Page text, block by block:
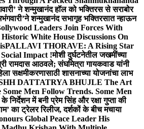
ने शन्मुखानंद हॉल को भक्तिरस से सराबोर
शन्मुखानंद सभागृह भक्तिरसात न्हाऊन
Leaders Join Forces With
White House Discussions On
PALLAVI THORAVE: A Rising Star
Impact !मोशी दुर्घटनेतील जखमींच्या
रामदास आठवले; संघमित्रा गायकवाड यांनी
सक्षमीकरणासाठी शासनाच्या योजनांचा लाभ
DATTATRYA BHUJLE The Art
Men Follow Trends. Some Men
निर्देशन में बनी प्रेम सिंह और रक्षा गुप्ता की
का ट्रेलर रिलीज, दर्शकों के बीच मचाया
Global Peace Leader His